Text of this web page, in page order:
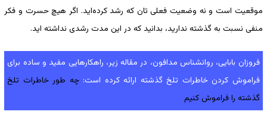
موقعیت است و نه وضعیت فعلی تان که رشد کرده‌اید. اگر هیچ حسرت و فکر
منفی نسبت به گذشته ندارید، بدانید که در این مدت رشدی نداشته اید.
فروزان بابایی، روانشناس مدافون، در مقاله زیر، راهکارهایی مفید و ساده برای
فراموش کردن خاطرات تلخ گذشته ارائه کرده است:چه طور خاطرات تلخ
گذشته را فراموش کنیم